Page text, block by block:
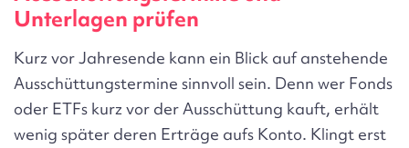
Unterlagen prüfen
Kurz vor Jahresende kann ein Blick auf anstehende
Ausschüttungstermine sinnvoll sein. Denn wer Fonds
oder ETFs kurz vor der Ausschüttung kauft, erhält
wenig später deren Erträge aufs Konto. Klingt erst